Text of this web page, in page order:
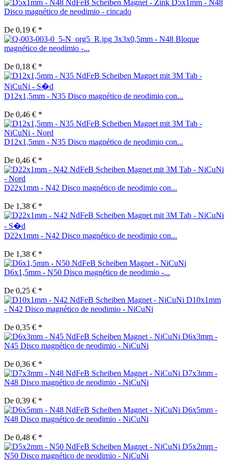
D5x1mm - N48
Disco magnético de neodimio - cincado
De 0,19 € *
3x3x0,5mm - N48 Bloque
magnético de neodimio -...
De 0,18 € *
D12x1,5mm - N35 Disco magnético de neodimio con...
De 0,46 € *
D12x1,5mm - N35 Disco magnético de neodimio con...
De 0,46 € *
D22x1mm - N42 Disco magnético de neodimio con...
De 1,38 € *
D22x1mm - N42 Disco magnético de neodimio con...
De 1,38 € *
D6x1,5mm - N50 Disco magnético de neodimio -...
De 0,25 € *
D10x1mm
- N42 Disco magnético de neodimio - NiCuNi
De 0,35 € *
D6x3mm -
N45 Disco magnético de neodimio - NiCuNi
De 0,36 € *
D7x3mm -
N48 Disco magnético de neodimio - NiCuNi
De 0,39 € *
D6x5mm -
N48 Disco magnético de neodimio - NiCuNi
De 0,48 € *
D5x2mm -
N50 Disco magnético de neodimio - NiCuNi